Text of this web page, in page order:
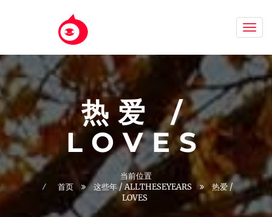
热爱 /
LOVES
当前位置
首页
这些年 / ALLTHESEYEARS
热爱 /
LOVES